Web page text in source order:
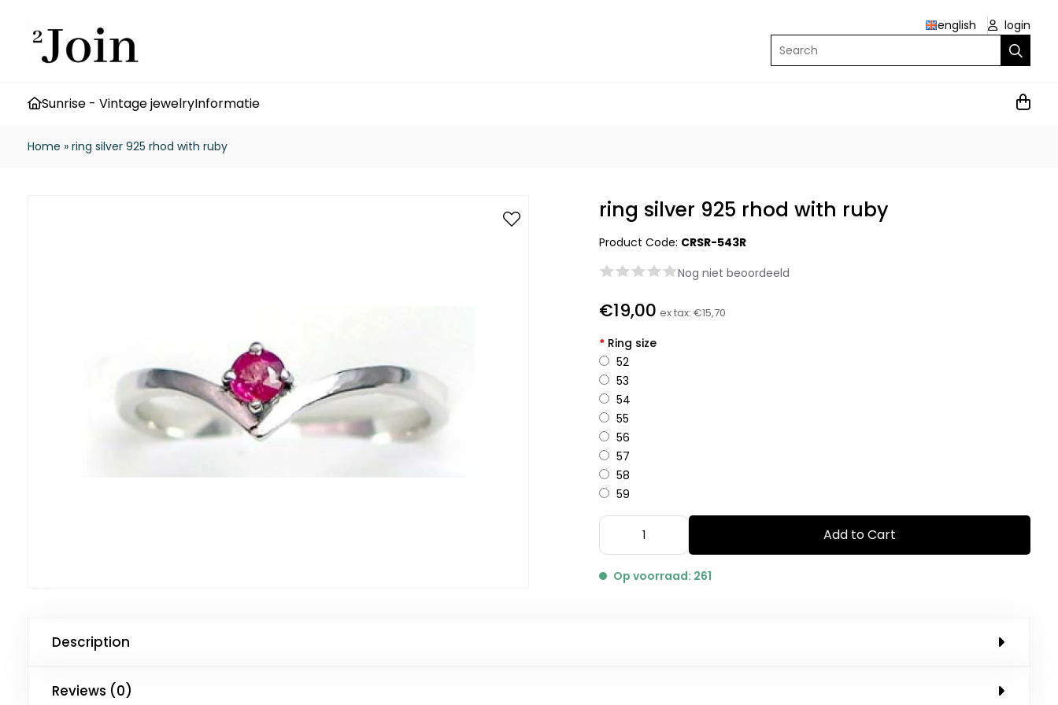
english
login
Search
Sunrise - Vintage jewelryInformatie
Home » ring silver 925 rhod with ruby
ring silver 925 rhod with ruby
Product Code: CRSR-543R
Nog niet beoordeeld
€19,00 ex tax:€15,70
* Ring size
52
53
54
55
56
57
58
59
Add to Cart
Op voorraad: 261
Description
Reviews (0)